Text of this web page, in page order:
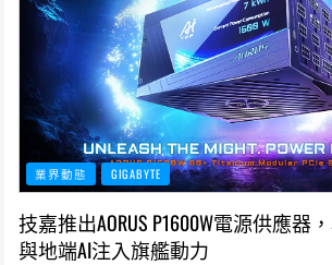
業界動態 GIGABYTE
技嘉推出AORUS P1600W電源供應器
與地端AI注入旗艦動力